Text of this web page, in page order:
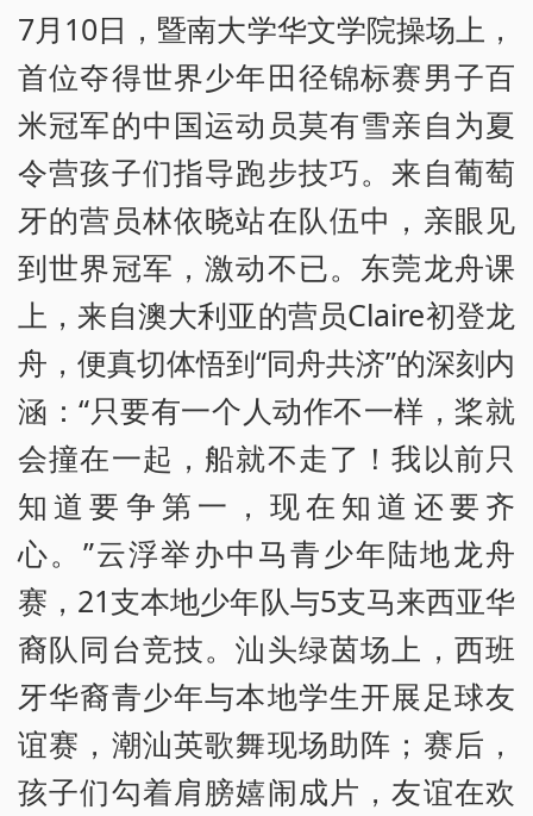
7月10日，暨南大学华文学院操场上，
首位夺得世界少年田径锦标赛男子百
米冠军的中国运动员莫有雪亲自为夏
令营孩子们指导跑步技巧。来自葡萄
牙的营员林依晓站在队伍中，亲眼见
到世界冠军，激动不已。东莞龙舟课
上，来自澳大利亚的营员Claire初登龙
舟，便真切体悟到“同舟共济”的深刻内
涵：“只要有一个人动作不一样，桨就
会撞在一起，船就不走了！我以前只
知道要争第一，现在知道还要齐
心。”云浮举办中马青少年陆地龙舟
赛，21支本地少年队与5支马来西亚华
裔队同台竞技。汕头绿茵场上，西班
牙华裔青少年与本地学生开展足球友
谊赛，潮汕英歌舞现场助阵；赛后，
孩子们勾着肩膀嬉闹成片，友谊在欢